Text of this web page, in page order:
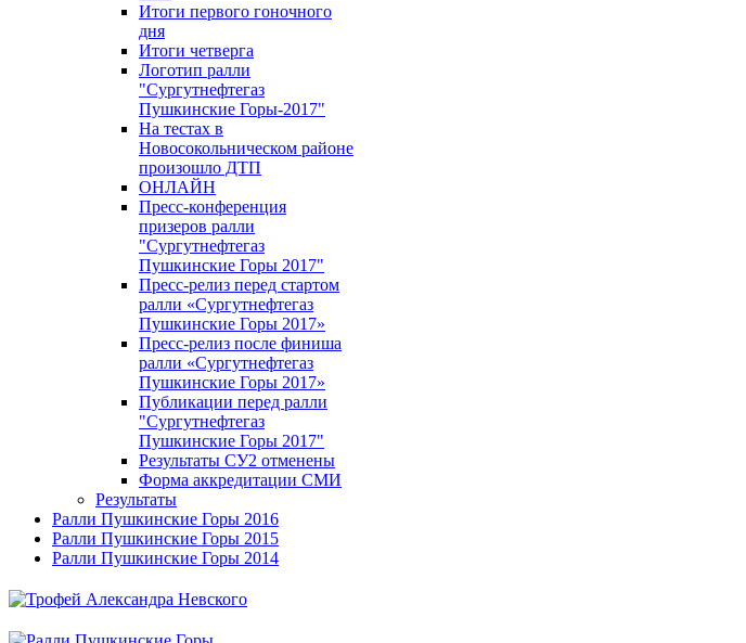
Итоги первого гоночного
дня
Итоги четверга
Логотип ралли
"Сургутнефтегаз
Пушкинские Горы-2017"
На тестах в
Новосокольническом районе
произошло ДТП
ОНЛАЙН
Пресс-конференция
призеров ралли
"Сургутнефтегаз
Пушкинские Горы 2017"
Пресс-релиз перед стартом
ралли «Сургутнефтегаз
Пушкинские Горы 2017»
Пресс-релиз после финиша
ралли «Сургутнефтегаз
Пушкинские Горы 2017»
Публикации перед ралли
"Сургутнефтегаз
Пушкинские Горы 2017"
Результаты СУ2 отменены
Форма аккредитации СМИ
Результаты
Ралли Пушкинские Горы 2016
Ралли Пушкинские Горы 2015
Ралли Пушкинские Горы 2014